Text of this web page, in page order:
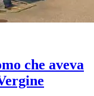
che aveva